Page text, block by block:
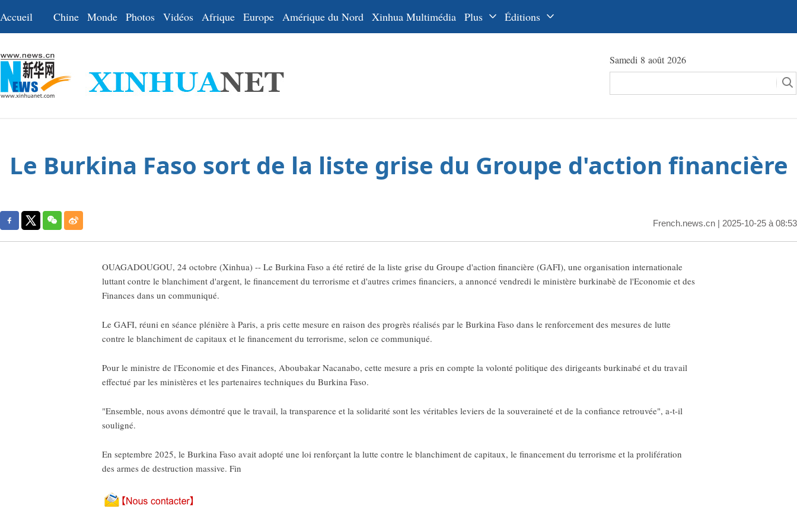
Accueil Chine Monde Photos Vidéos Afrique Europe Amérique du Nord Xinhua Multimédia Plus Éditions
عربي
한국어
Samedi 8 août 2026
Le Burkina Faso sort de la liste grise du Groupe d'action financière
French.news.cn | 2025-10-25 à 08:53
OUAGADOUGOU, 24 octobre (Xinhua) -- Le Burkina Faso a été retiré de la liste grise du Groupe d'action financière (GAFI), une organisation internationale
luttant contre le blanchiment d'argent, le financement du terrorisme et d'autres crimes financiers, a annoncé vendredi le ministère burkinabè de l'Economie et des
Finances dans un communiqué.
Le GAFI, réuni en séance plénière à Paris, a pris cette mesure en raison des progrès réalisés par le Burkina Faso dans le renforcement des mesures de lutte
contre le blanchiment de capitaux et le financement du terrorisme, selon ce communiqué.
Pour le ministre de l'Economie et des Finances, Aboubakar Nacanabo, cette mesure a pris en compte la volonté politique des dirigeants burkinabé et du travail
effectué par les ministères et les partenaires techniques du Burkina Faso.
"Ensemble, nous avons démontré que le travail, la transparence et la solidarité sont les véritables leviers de la souveraineté et de la confiance retrouvée", a-t-il
souligné.
En septembre 2025, le Burkina Faso avait adopté une loi renforçant la lutte contre le blanchiment de capitaux, le financement du terrorisme et la prolifération
des armes de destruction massive. Fin